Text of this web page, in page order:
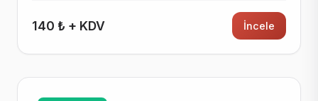
140 ₺ + KDV İncele